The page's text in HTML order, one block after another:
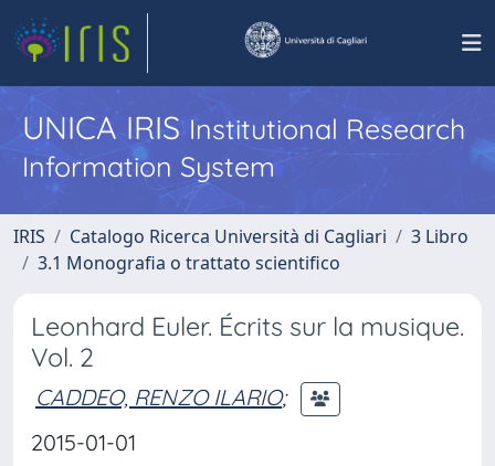
UNICA IRISInstitutional Research
Information System
IRIS Catalogo Ricerca Università di Cagliari
3 Libro
3.1 Monografia o trattato scientifico
Leonhard Euler. Écrits sur la musique.
Vol. 2
CADDEO, RENZO ILARIO;
2015-01-01